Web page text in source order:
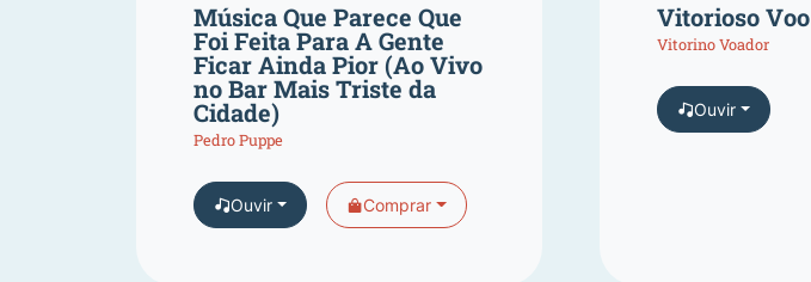
Música Que Parece Que
Foi Feita Para A Gente
Ficar Ainda Pior (Ao Vivo
no Bar Mais Triste da
Cidade)
Pedro Puppe
Ouvir Comprar
Vitorioso Voo
Vitorino Voador
Ouvir